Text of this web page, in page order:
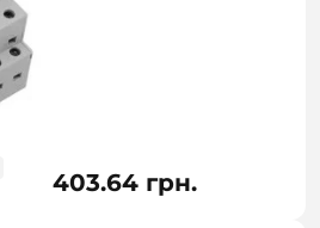
403.64 грн.